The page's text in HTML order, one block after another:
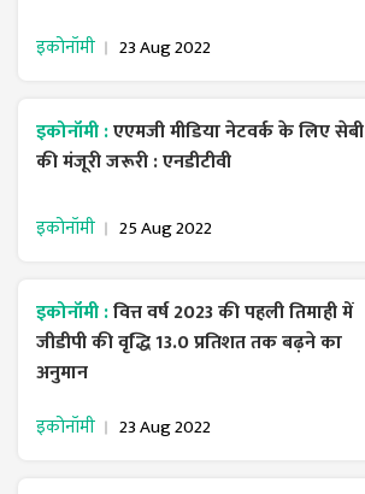
इकोनॉमी 23 Aug 2022
इकोनॉमी :एएमजी मीडिया नेटवर्क के लिए सेबी
की मंजूरी जरूरी : एनडीटीवी
इकोनॉमी 25 Aug 2022
इकोनॉमी :वित्त वर्ष 2023 की पहली तिमाही में
जीडीपी की वृद्धि 13.0 प्रतिशत तक बढ़ने का
अनुमान
इकोनॉमी 23 Aug 2022